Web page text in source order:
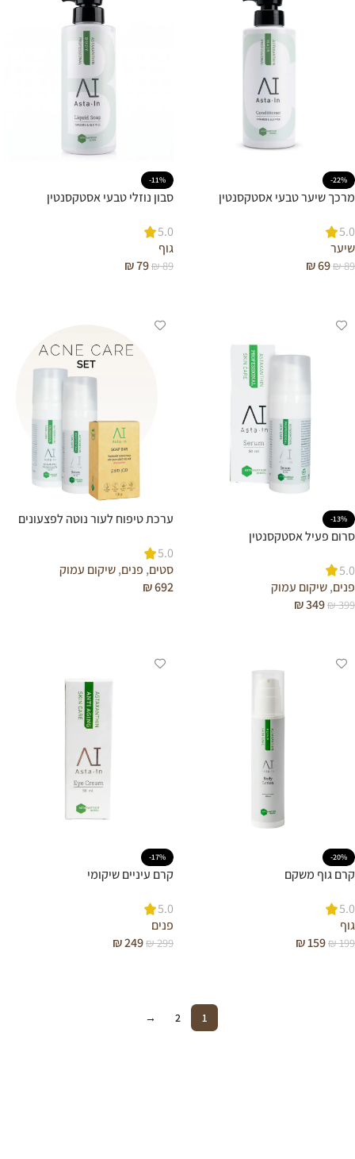
-22%
מרכך שיער טבעי אסטקסנטין
5.0
שיער
₪89
₪69
-11%
סבון נוזלי טבעי אסטקסנטין
5.0
גוף
₪89
₪79
-13%
סרום פעיל אסטקסנטין
5.0
פנים,שיקום עמוק
₪399
₪349
ערכת טיפוח לעור נוטה לפצעונים
5.0
סטים, פנים,שיקום עמוק
₪692
-20%
קרם גוף משקם
5.0
גוף
₪199
₪159
-17%
קרם עיניים שיקומי
5.0
פנים
₪299
₪249
1
2
→